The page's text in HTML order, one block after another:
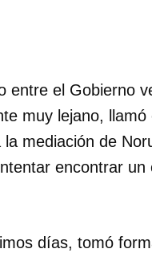
entre el Gobierno
muy lejano,
mediación de
encontrar un
días, tomó